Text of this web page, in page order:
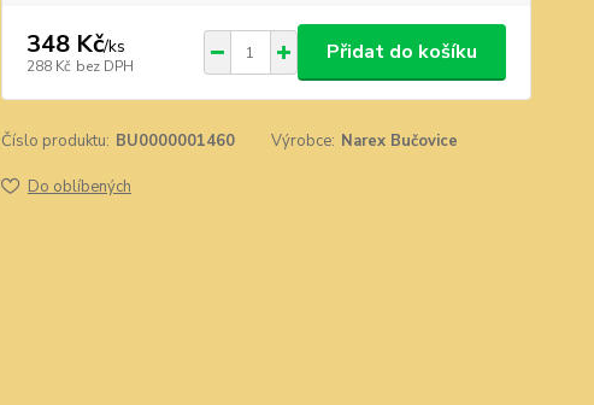
348 Kč/ks
288 Kč bez DPH
Přidat do košíku
Číslo produktu: BU0000001460 Výrobce: Narex Bučovice
Do oblíbených